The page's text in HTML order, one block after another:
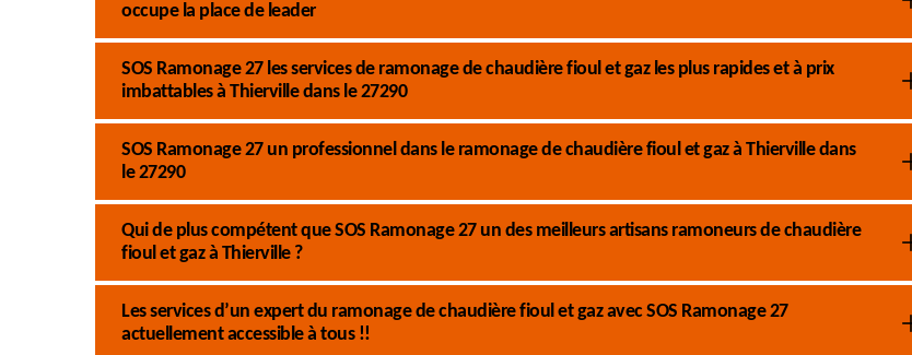
occupe la place de leader
SOS Ramonage 27 les services de ramonage de chaudière fioul et gaz les plus rapides et à prix
imbattables à Thierville dans le 27290
SOS Ramonage 27 un professionnel dans le ramonage de chaudière fioul et gaz à Thierville dans
le 27290
Qui de plus compétent que SOS Ramonage 27 un des meilleurs artisans ramoneurs de chaudière
fioul et gaz à Thierville ?
Les services d’un expert du ramonage de chaudière fioul et gaz avec SOS Ramonage 27
actuellement accessible à tous !!